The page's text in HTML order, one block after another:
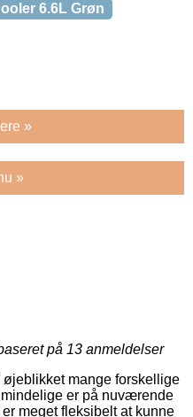
6.6L Grøn
»
»
på 13 anmeldelser
øjeblikket mange forskellige
er på nuværende
meget fleksibelt at kunne